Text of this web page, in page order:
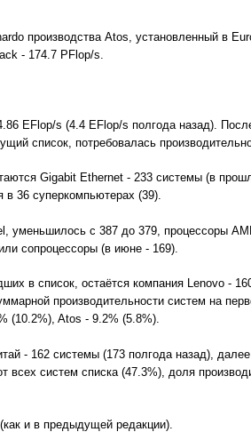
производства Atos, установленный в
- 174.7 PFlop/s.
EFlop/s (4.4 EFlop/s полгода назад).
список, потребовалась
Gigabit Ethernet - 233 системы (в
в 36 суперкомпьютерах (39).
уменьшилось с 387 до 379, процессоры
сопроцессоры (в июне - 169).
в список, остаётся компания Lenovo -
производительности систем на
(10.2%), Atos - 9.2% (5.8%).
- 162 системы (173 полгода назад),
всех систем списка (47.3%), доля
и в предыдущей редакции).